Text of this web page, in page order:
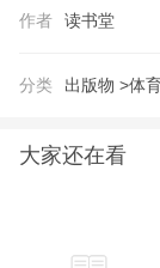
作者 读书堂
分类 出版物 >体
大家还在看